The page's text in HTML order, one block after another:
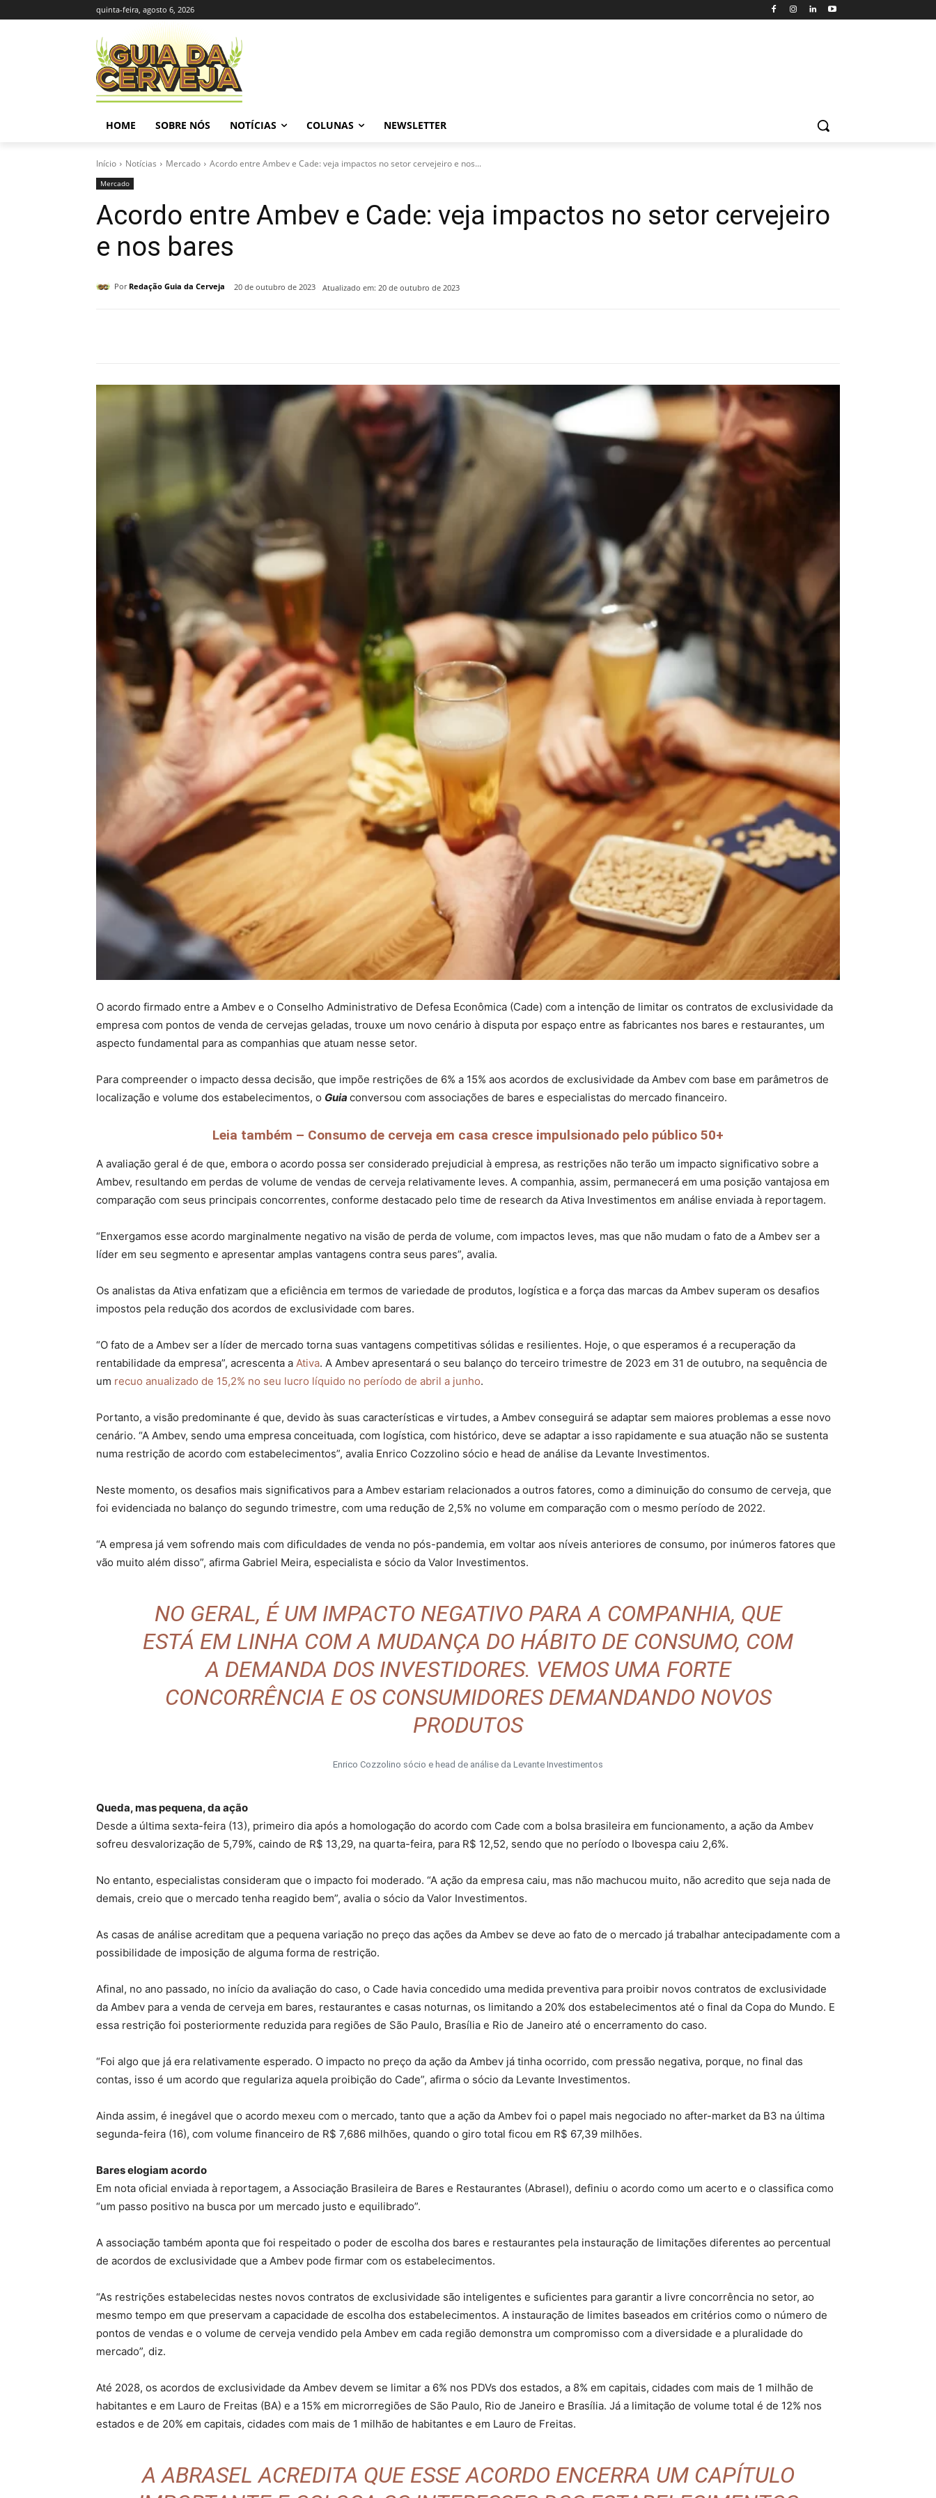
quinta-feira, agosto 6, 2026
HOME SOBRE NÓS NOTÍCIAS COLUNAS NEWSLETTER
Início Notícias Mercado Acordo entre Ambev e Cade: veja impactos no setor cervejeiro e nos...
Mercado
Acordo entre Ambev e Cade: veja impactos no setor cervejeiro
e nos bares
Por Redação Guia da Cerveja 20 de outubro de 2023 Atualizado em: 20 de outubro de 2023
O acordo firmado entre a Ambev e o Conselho Administrativo de Defesa Econômica (Cade) com a intenção de limitar os contratos de exclusividade da
empresa com pontos de venda de cervejas geladas, trouxe um novo cenário à disputa por espaço entre as fabricantes nos bares e restaurantes, um
aspecto fundamental para as companhias que atuam nesse setor.
Para compreender o impacto dessa decisão, que impõe restrições de 6% a 15% aos acordos de exclusividade da Ambev com base em parâmetros de
localização e volume dos estabelecimentos, o Guia conversou com associações de bares e especialistas do mercado financeiro.
Leia também – Consumo de cerveja em casa cresce impulsionado pelo público 50+
A avaliação geral é de que, embora o acordo possa ser considerado prejudicial à empresa, as restrições não terão um impacto significativo sobre a
Ambev, resultando em perdas de volume de vendas de cerveja relativamente leves. A companhia, assim, permanecerá em uma posição vantajosa em
comparação com seus principais concorrentes, conforme destacado pelo time de research da Ativa Investimentos em análise enviada à reportagem.
“Enxergamos esse acordo marginalmente negativo na visão de perda de volume, com impactos leves, mas que não mudam o fato de a Ambev ser a
líder em seu segmento e apresentar amplas vantagens contra seus pares”, avalia.
Os analistas da Ativa enfatizam que a eficiência em termos de variedade de produtos, logística e a força das marcas da Ambev superam os desafios
impostos pela redução dos acordos de exclusividade com bares.
“O fato de a Ambev ser a líder de mercado torna suas vantagens competitivas sólidas e resilientes. Hoje, o que esperamos é a recuperação da
rentabilidade da empresa”, acrescenta a Ativa. A Ambev apresentará o seu balanço do terceiro trimestre de 2023 em 31 de outubro, na sequência de
um recuo anualizado de 15,2% no seu lucro líquido no período de abril a junho.
Portanto, a visão predominante é que, devido às suas características e virtudes, a Ambev conseguirá se adaptar sem maiores problemas a esse novo
cenário. “A Ambev, sendo uma empresa conceituada, com logística, com histórico, deve se adaptar a isso rapidamente e sua atuação não se sustenta
numa restrição de acordo com estabelecimentos”, avalia Enrico Cozzolino sócio e head de análise da Levante Investimentos.
Neste momento, os desafios mais significativos para a Ambev estariam relacionados a outros fatores, como a diminuição do consumo de cerveja, que
foi evidenciada no balanço do segundo trimestre, com uma redução de 2,5% no volume em comparação com o mesmo período de 2022.
“A empresa já vem sofrendo mais com dificuldades de venda no pós-pandemia, em voltar aos níveis anteriores de consumo, por inúmeros fatores que
vão muito além disso”, afirma Gabriel Meira, especialista e sócio da Valor Investimentos.
NO GERAL, É UM IMPACTO NEGATIVO PARA A COMPANHIA, QUE
ESTÁ EM LINHA COM A MUDANÇA DO HÁBITO DE CONSUMO, COM
A DEMANDA DOS INVESTIDORES. VEMOS UMA FORTE
CONCORRÊNCIA E OS CONSUMIDORES DEMANDANDO NOVOS
PRODUTOS
Enrico Cozzolino sócio e head de análise da Levante Investimentos
Queda, mas pequena, da ação
Desde a última sexta-feira (13), primeiro dia após a homologação do acordo com Cade com a bolsa brasileira em funcionamento, a ação da Ambev
sofreu desvalorização de 5,79%, caindo de R$ 13,29, na quarta-feira, para R$ 12,52, sendo que no período o Ibovespa caiu 2,6%.
No entanto, especialistas consideram que o impacto foi moderado. “A ação da empresa caiu, mas não machucou muito, não acredito que seja nada de
demais, creio que o mercado tenha reagido bem”, avalia o sócio da Valor Investimentos.
As casas de análise acreditam que a pequena variação no preço das ações da Ambev se deve ao fato de o mercado já trabalhar antecipadamente com a
possibilidade de imposição de alguma forma de restrição.
Afinal, no ano passado, no início da avaliação do caso, o Cade havia concedido uma medida preventiva para proibir novos contratos de exclusividade
da Ambev para a venda de cerveja em bares, restaurantes e casas noturnas, os limitando a 20% dos estabelecimentos até o final da Copa do Mundo. E
essa restrição foi posteriormente reduzida para regiões de São Paulo, Brasília e Rio de Janeiro até o encerramento do caso.
“Foi algo que já era relativamente esperado. O impacto no preço da ação da Ambev já tinha ocorrido, com pressão negativa, porque, no final das
contas, isso é um acordo que regulariza aquela proibição do Cade”, afirma o sócio da Levante Investimentos.
Ainda assim, é inegável que o acordo mexeu com o mercado, tanto que a ação da Ambev foi o papel mais negociado no after-market da B3 na última
segunda-feira (16), com volume financeiro de R$ 7,686 milhões, quando o giro total ficou em R$ 67,39 milhões.
Bares elogiam acordo
Em nota oficial enviada à reportagem, a Associação Brasileira de Bares e Restaurantes (Abrasel), definiu o acordo como um acerto e o classifica como
“um passo positivo na busca por um mercado justo e equilibrado”.
A associação também aponta que foi respeitado o poder de escolha dos bares e restaurantes pela instauração de limitações diferentes ao percentual
de acordos de exclusividade que a Ambev pode firmar com os estabelecimentos.
“As restrições estabelecidas nestes novos contratos de exclusividade são inteligentes e suficientes para garantir a livre concorrência no setor, ao
mesmo tempo em que preservam a capacidade de escolha dos estabelecimentos. A instauração de limites baseados em critérios como o número de
pontos de vendas e o volume de cerveja vendido pela Ambev em cada região demonstra um compromisso com a diversidade e a pluralidade do
mercado”, diz.
Até 2028, os acordos de exclusividade da Ambev devem se limitar a 6% nos PDVs dos estados, a 8% em capitais, cidades com mais de 1 milhão de
habitantes e em Lauro de Freitas (BA) e a 15% em microrregiões de São Paulo, Rio de Janeiro e Brasília. Já a limitação de volume total é de 12% nos
estados e de 20% em capitais, cidades com mais de 1 milhão de habitantes e em Lauro de Freitas.
A ABRASEL ACREDITA QUE ESSE ACORDO ENCERRA UM CAPÍTULO